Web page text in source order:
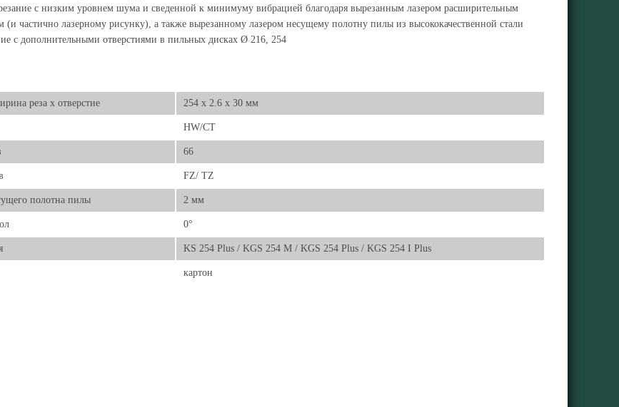
с низким уровнем шума и сведенной к минимуму вибрацией благодаря вырезанным лазером расширительным
(и частично лазерному рисунку), а также вырезанному лазером несущему полотну пилы из высококачественной стали
с дополнительными отверстиями в пильных дисках Ø 216, 254
реза х отверстие 254 x 2.6 x 30 мм
HW/CT
66
FZ/ TZ
полотна пилы 2 мм
0°
KS 254 Plus / KGS 254 M / KGS 254 Plus / KGS 254 I Plus
картон